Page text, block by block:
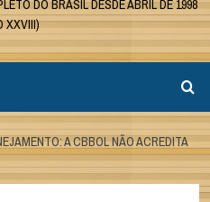
DO BRASIL DESDE ABRIL DE 1998
XXVIII)
A CBBOL NÃO ACREDITA